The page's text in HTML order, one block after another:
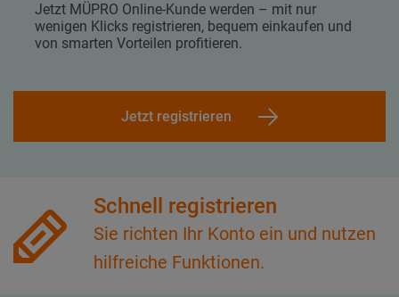
Jetzt MÜPRO Online-Kunde werden – mit nur
wenigen Klicks registrieren, bequem einkaufen und
von smarten Vorteilen profitieren.
Jetzt registrieren
Schnell registrieren
Sie richten Ihr Konto ein und nutzen
hilfreiche Funktionen.